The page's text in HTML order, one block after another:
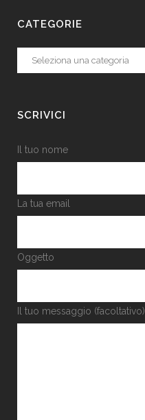
CATEGORIE
Categorie
SCRIVICI
Il tuo nome
La tua email
Oggetto
Il tuo messaggio (facoltativo)